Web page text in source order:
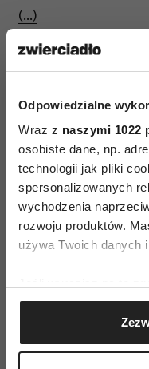
Odpowiedzialne
Wraz z naszymi 1022
osobiste dane, np.
technologii jak pliki
spersonalizowanych
wychodzenia
rozwoju produktów.
używa Twoich danych
Gromadzić
geograficznej z
Identyfikować
(…)
Więcej w
Zwierciadło